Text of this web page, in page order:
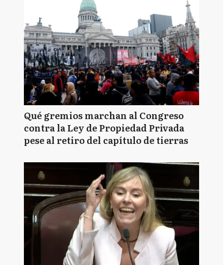
Qué gremios marchan al Congreso
contra la Ley de Propiedad Privada
pese al retiro del capítulo de tierras